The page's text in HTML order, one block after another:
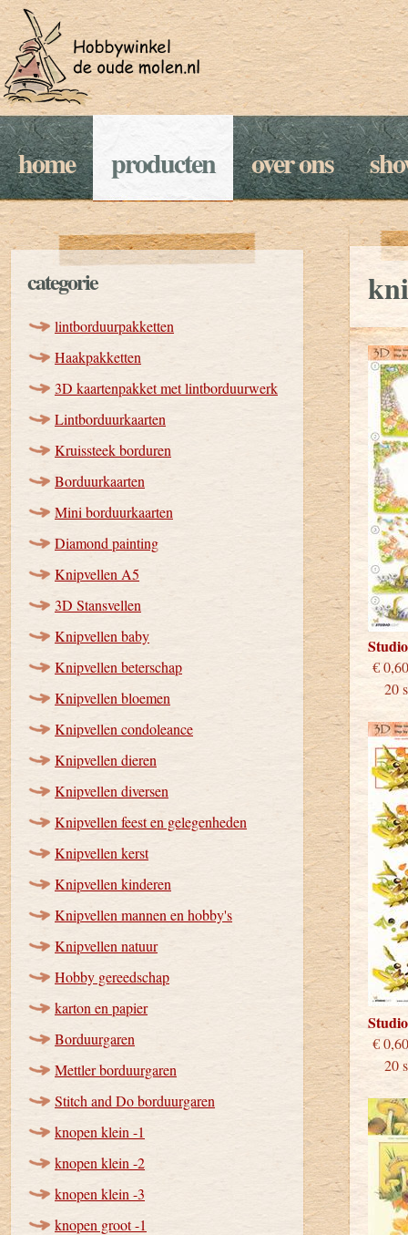
home producten over ons
categorie
lintborduurpakketten
Haakpakketten
3D kaartenpakket met lintborduurwerk
Lintborduurkaarten
Kruissteek borduren
Borduurkaarten
Mini borduurkaarten
Diamond painting
Knipvellen A5
3D Stansvellen
Knipvellen baby
Knipvellen beterschap
Knipvellen bloemen
Knipvellen condoleance
Knipvellen dieren
Knipvellen diversen
Knipvellen feest en gelegenheden
Knipvellen kerst
Knipvellen kinderen
Knipvellen mannen en hobby's
Knipvellen natuur
Hobby gereedschap
karton en papier
Borduurgaren
Mettler borduurgaren
Stitch and Do borduurgaren
knopen klein -1
knopen klein -2
knopen klein -3
knopen groot -1
20
20